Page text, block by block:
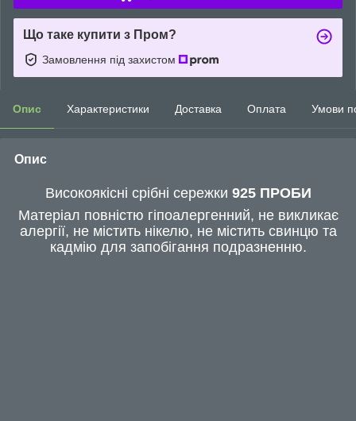
Що таке купити з Пром?
Замовлення під захистом
Опис Характеристики Доставка Оплата Умови
Опис
Високоякісні срібні сережки 925 ПРОБИ
Матеріал повністю гіпоалергенний, не викликає
алергії, не містить нікелю, не містить свинцю та
кадмію для запобігання подразненню.